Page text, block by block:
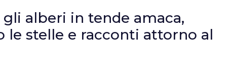
alberi in tende amaca,
le stelle e racconti attorno al